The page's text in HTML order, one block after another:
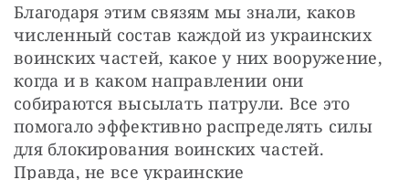
Благодаря этим связям мы знали, каков
численный состав каждой из украинских
воинских частей, какое у них вооружение,
когда и в каком направлении они
собираются высылать патрули. Все это
помогало эффективно распределять силы
для блокирования воинских частей.
Правда, не все украинские